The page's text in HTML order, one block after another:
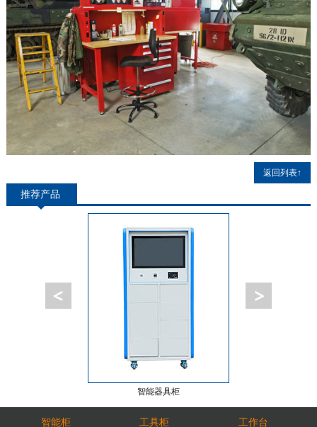
返回列表↑
推荐产品
智能器具柜
智能柜 工具柜 工作台